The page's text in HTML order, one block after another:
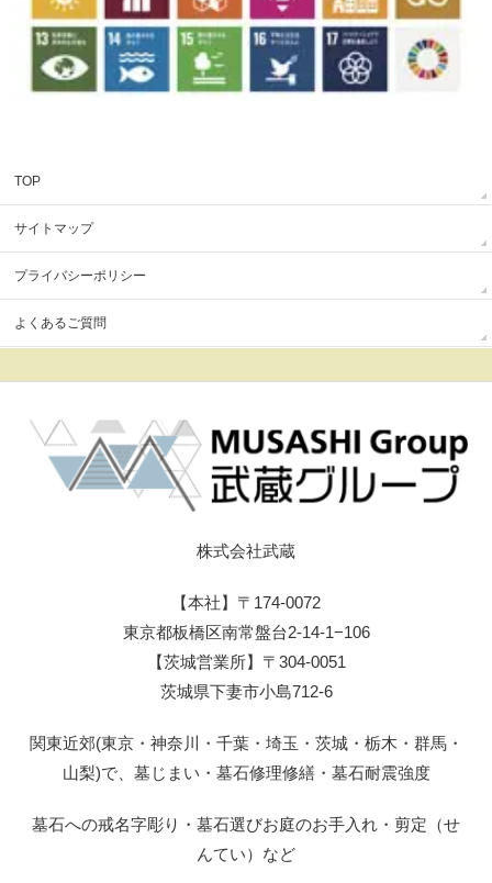
TOP
サイトマップ
プライバシーポリシー
よくあるご質問
株式会社武蔵
【本社】〒174-0072
東京都板橋区南常盤台2-14-1−106
【茨城営業所】〒304-0051
茨城県下妻市小島712-6
関東近郊(東京・神奈川・千葉・埼玉・茨城・栃木・群馬・
山梨)で、墓じまい・墓石修理修繕・墓石耐震強度
墓石への戒名字彫り・墓石選びお庭のお手入れ・剪定（せ
んてい）など